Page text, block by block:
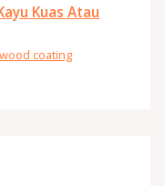
Kuas Atau
coating